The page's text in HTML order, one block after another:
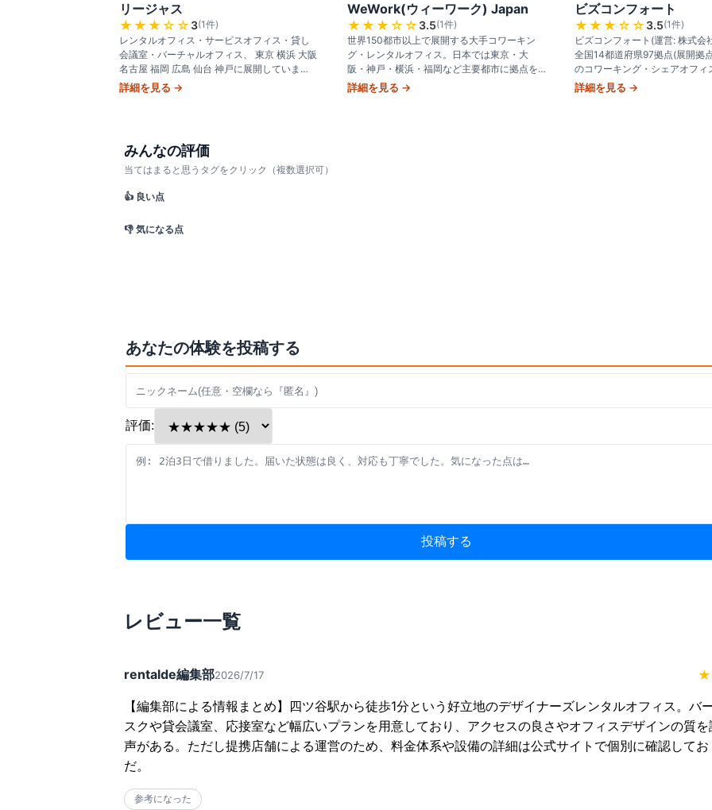
リージャス
★★★ ☆☆ 3(1件)
レンタルオフィス・サービスオフィス・貸し
会議室・バーチャルオフィス、 東京 横浜 大阪
名古屋 福岡 広島 仙台 神戸に展開していま
す。
詳細を見る →
WeWork(ウィーワーク) Japan
★★★ ☆☆ 3.5(1件)
世界150都市以上で展開する大手コワーキン
グ・レンタルオフィス。日本では東京・大
阪・神戸・横浜・福岡など主要都市に拠点を
持ち、月額会員制で複数拠点を行き来でき
る。デザイン性の高いワークスペース、コミ
詳細を見る →
ビズコンフォート
★★★ ☆☆ 3.5(1件)
ビズコンフォート(運営: 株式会
全国14都道府県97拠点(展開拠
のコワーキング・シェアオフィ
上、快適なオフィス空間」をコ
時間365日利用可能。W
詳細を見る →
みんなの評価
当てはまると思うタグをクリック（複数選択可）
👍 良い点
👎 気になる点
あなたの体験を投稿する
評価:
投稿する
レビュー一覧
rentalde編集部2026/7/17
【編集部による情報まとめ】四ツ谷駅から徒歩1分という好立地のデザイナーズレンタルオフィス。バ
スクや貸会議室、応接室など幅広いプランを用意しており、アクセスの良さやオフィスデザインの質を
声がある。ただし提携店舗による運営のため、料金体系や設備の詳細は公式サイトで個別に確認して
だ。
参考になった